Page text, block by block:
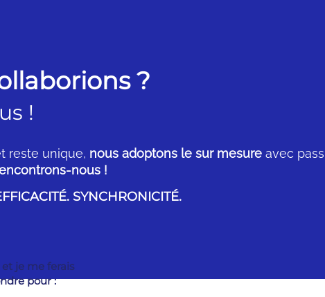
?
!
reste unique, nous adoptons le sur mesure avec
nous !
SYNCHRONICITÉ.
je me ferais
pour :